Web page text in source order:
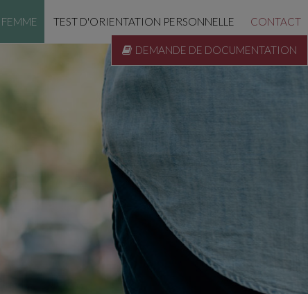
TEST D'ORIENTATION PERSONNELLE CONTACT
DEMANDE DE DOCUMENTATION